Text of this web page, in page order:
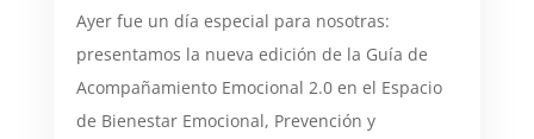
Ayer fue un día especial para nosotras:
presentamos la nueva edición de la Guía de
Acompañamiento Emocional 2.0 en el Espacio
de Bienestar Emocional, Prevención y